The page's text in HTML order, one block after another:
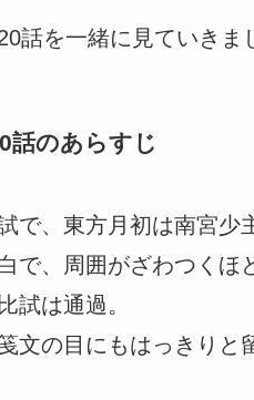
話を一緒に見ていきま
話のあらすじ
で、東方月初は南宮少
で、周囲がざわつくほ
試は通過。
文の目にもはっきりと